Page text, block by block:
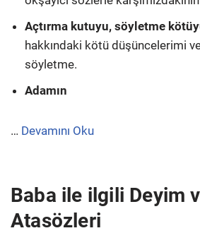
Açtırma kutuyu, söyletme
hakkındaki kötü düşüncelerimi
söyletme.
Adamın
… Devamını Oku
Baba ile ilgili Deyim
Atasözleri